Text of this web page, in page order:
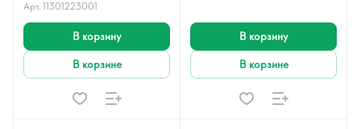
Арт.11301223001
В корзину
В корзине
В корзину
В корзине